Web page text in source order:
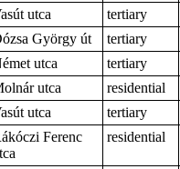
utca tertiary
György út tertiary
utca tertiary
utca residential
utca tertiary
Ferenc
residential